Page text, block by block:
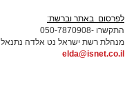
לפרסום באתר וברשת:
התקשרו -050-7870908
מנהלת רשת ישראל נט אלדה נתנאל
elda@isnet.co.il